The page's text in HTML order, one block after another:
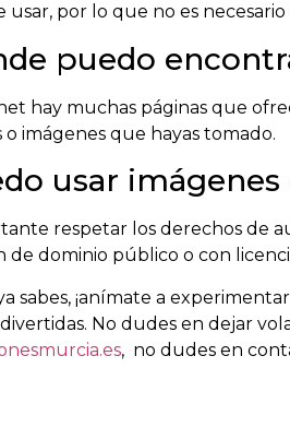
usar, por lo que no es
puedo
hay muchas páginas que
imágenes que hayas tomado.
usar
respetar los derechos de
de dominio público o con
sabes, ¡anímate a
No dudes en dejar
, no dudes en